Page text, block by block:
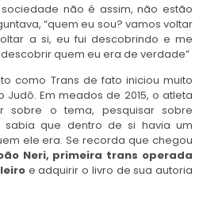
não é assim, não estão
“quem eu sou? vamos voltar
a si, eu fui descobrindo e me
quem eu era de verdade”
como Trans de fato iniciou muito
Em meados de 2015, o atleta
sobre o tema, pesquisar sobre
sabia que dentro de si havia um
ele era. Se recorda que chegou
Neri, primeira trans operada
e adquirir o livro de sua autoria